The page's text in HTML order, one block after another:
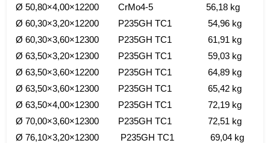
Ø 50,80×4,00×12200 CrMo4-5 56,18 kg
Ø 60,30×3,20×12200 P235GH TC1 54,96 kg
Ø 60,30×3,60×12300 P235GH TC1 61,91 kg
Ø 63,50×3,20×12300 P235GH TC1 59,03 kg
Ø 63,50×3,60×12200 P235GH TC1 64,89 kg
Ø 63,50×3,60×12300 P235GH TC1 65,42 kg
Ø 63,50×4,00×12300 P235GH TC1 72,19 kg
Ø 70,00×3,60×12300 P235GH TC1 72,51 kg
Ø 76,10×3,20×12300 P235GH TC1 69,04 kg